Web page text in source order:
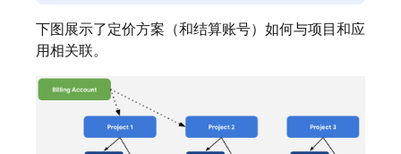
下图展示了定价方案（和结算账号）如何与项目和应
用相关联。